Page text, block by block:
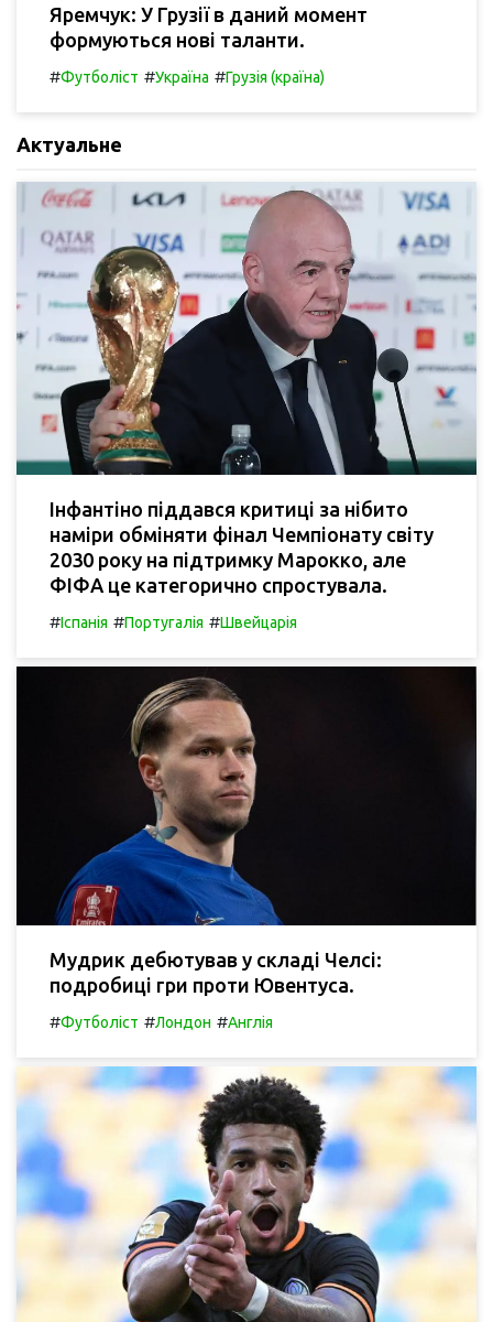
Яремчук: У Грузії в даний момент
формуються нові таланти.
#Футболіст #Україна #Грузія (країна)
Актуальне
Інфантіно піддався критиці за нібито
наміри обміняти фінал Чемпіонату світу
2030 року на підтримку Марокко, але
ФІФА це категорично спростувала.
#Іспанія #Португалія #Швейцарія
Мудрик дебютував у складі Челсі:
подробиці гри проти Ювентуса.
#Футболіст #Лондон #Англія